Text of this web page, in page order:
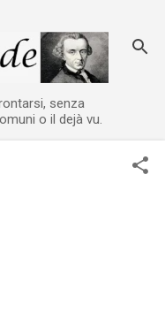
senza
o il dejà vu.